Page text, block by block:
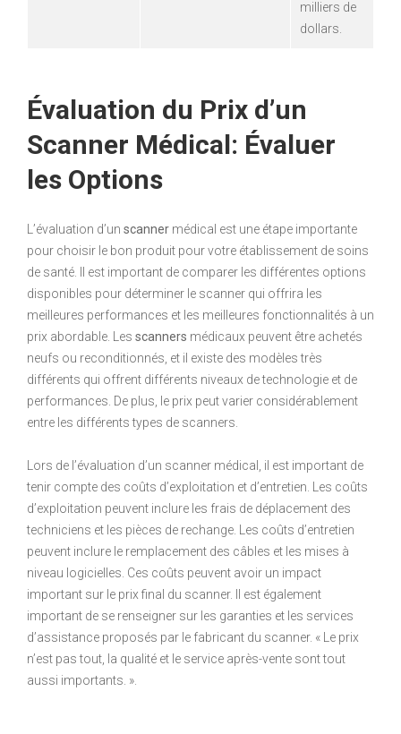
milliers de
dollars.
Évaluation du Prix d’un
Scanner Médical: Évaluer
les Options
L’évaluation d’un scanner médical est une étape importante
pour choisir le bon produit pour votre établissement de soins
de santé. Il est important de comparer les différentes options
disponibles pour déterminer le scanner qui offrira les
meilleures performances et les meilleures fonctionnalités à un
prix abordable. Les scanners médicaux peuvent être achetés
neufs ou reconditionnés, et il existe des modèles très
différents qui offrent différents niveaux de technologie et de
performances. De plus, le prix peut varier considérablement
entre les différents types de scanners.
Lors de l’évaluation d’un scanner médical, il est important de
tenir compte des coûts d’exploitation et d’entretien. Les coûts
d’exploitation peuvent inclure les frais de déplacement des
techniciens et les pièces de rechange. Les coûts d’entretien
peuvent inclure le remplacement des câbles et les mises à
niveau logicielles. Ces coûts peuvent avoir un impact
important sur le prix final du scanner. Il est également
important de se renseigner sur les garanties et les services
d’assistance proposés par le fabricant du scanner. « Le prix
n’est pas tout, la qualité et le service après-vente sont tout
aussi importants. ».